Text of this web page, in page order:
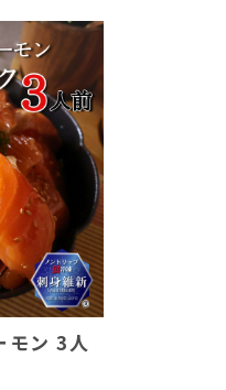
モン 3人